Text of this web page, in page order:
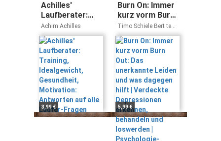
Achilles'
Laufberater:
Training,
Idealgewicht,
Gesundheit,
Motivation:
Antworten auf
alle Läufer-
Fragen
Achim Achilles
3,99 €
Burn On: Immer
kurz vorm Burn
Out: Das
unerkannte
Leiden und was
dagegen hilft |
Verdeckte
Depressionen
erkennen,
behandeln und
loswerden |
Psychologie-
Ratgeber zur
Selbstheilung
Timo Schiele Bert te
Wildt
5,99 €